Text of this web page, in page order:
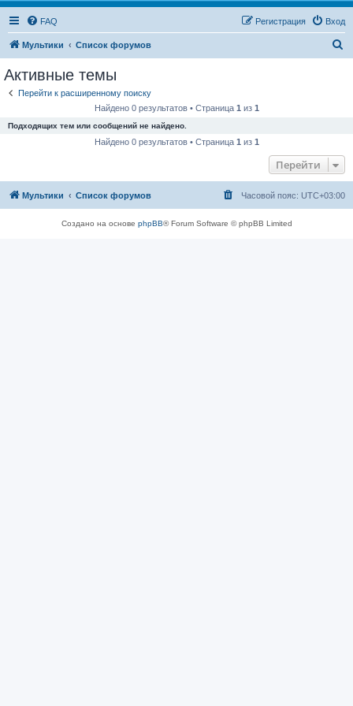
FAQ Вход
Регистрация
Мультики Список форумов
Активные темы
Перейти к расширенному поиску
Найдено 0 результатов • Страница 1 из 1
Подходящих тем или сообщений не найдено.
Найдено 0 результатов • Страница 1 из 1
Перейти
Мультики Список форумов Часовой пояс: UTC+03:00
Создано на основе phpBB® Forum Software © phpBB Limited